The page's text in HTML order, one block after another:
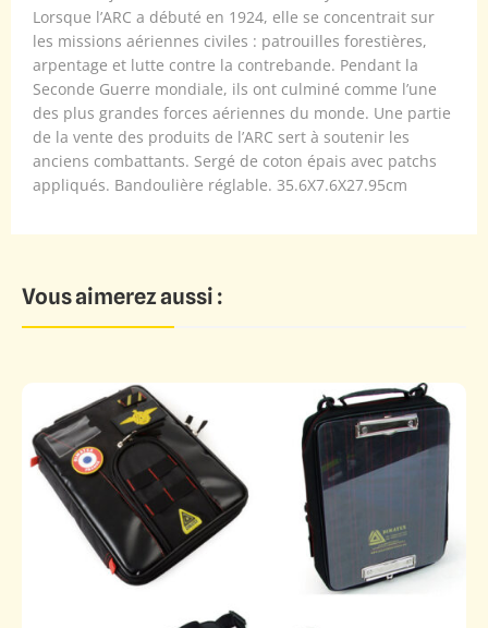
Lorsque l’ARC a débuté en 1924, elle se concentrait sur
les missions aériennes civiles : patrouilles forestières,
arpentage et lutte contre la contrebande. Pendant la
Seconde Guerre mondiale, ils ont culminé comme l’une
des plus grandes forces aériennes du monde. Une partie
de la vente des produits de l’ARC sert à soutenir les
anciens combattants. Sergé de coton épais avec patchs
appliqués. Bandoulière réglable. 35.6X7.6X27.95cm
Vous aimerez aussi :